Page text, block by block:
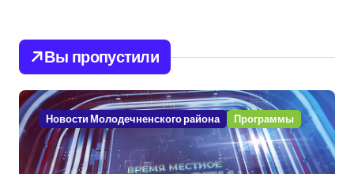
Вы пропустили
Новости Молодечненского района Программы